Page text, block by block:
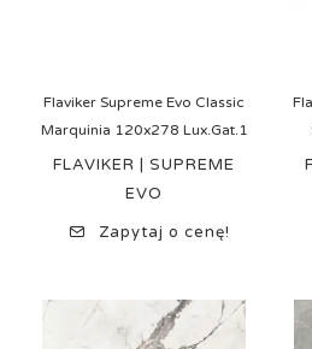
Flaviker Supreme Evo Classic
Marquinia 120x278 Lux.Gat.1
FLAVIKER | SUPREME
EVO
Zapytaj o cenę!